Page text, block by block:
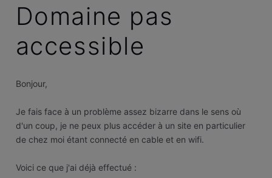
Domaine pas
accessible
Bonjour,
Je fais face à un problème assez bizarre dans le sens où
d'un coup, je ne peux plus accéder à un site en particulier
de chez moi étant connecté en cable et en wifi.
Voici ce que j'ai déjà effectué :